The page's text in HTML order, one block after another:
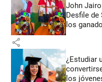
John
Desfile
los
share
¿Estudiar
los